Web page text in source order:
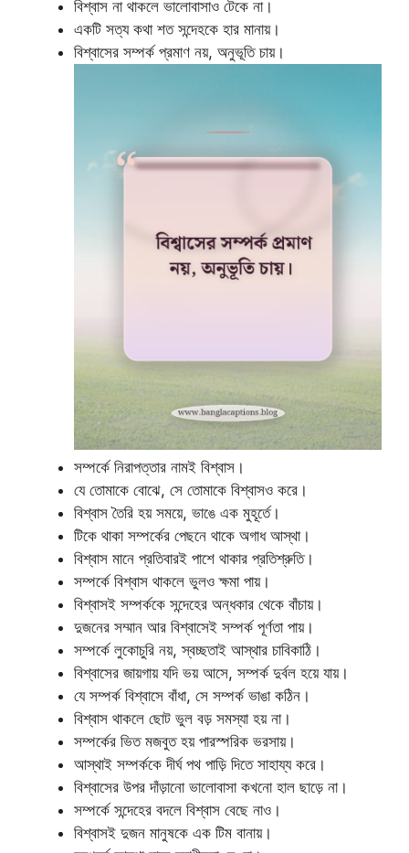
বিশ্বাস না থাকলে ভালোবাসাও টেকে না।
একটি সত্য কথা শত সন্দেহকে হার মানায়।
বিশ্বাসের সম্পর্ক প্রমাণ নয়, অনুভূতি চায়।
সম্পর্কে নিরাপত্তার নামই বিশ্বাস।
যে তোমাকে বোঝে, সে তোমাকে বিশ্বাসও করে।
বিশ্বাস তৈরি হয় সময়ে, ভাঙে এক মুহূর্তে।
টিকে থাকা সম্পর্কের পেছনে থাকে অগাধ আস্থা।
বিশ্বাস মানে প্রতিবারই পাশে থাকার প্রতিশ্রুতি।
সম্পর্কে বিশ্বাস থাকলে ভুলও ক্ষমা পায়।
বিশ্বাসই সম্পর্ককে সন্দেহের অন্ধকার থেকে বাঁচায়।
দুজনের সম্মান আর বিশ্বাসেই সম্পর্ক পূর্ণতা পায়।
সম্পর্কে লুকোচুরি নয়, স্বচ্ছতাই আস্থার চাবিকাঠি।
বিশ্বাসের জায়গায় যদি ভয় আসে, সম্পর্ক দুর্বল হয়ে যায়।
যে সম্পর্ক বিশ্বাসে বাঁধা, সে সম্পর্ক ভাঙা কঠিন।
বিশ্বাস থাকলে ছোট ভুল বড় সমস্যা হয় না।
সম্পর্কের ভিত মজবুত হয় পারস্পরিক ভরসায়।
আস্থাই সম্পর্ককে দীর্ঘ পথ পাড়ি দিতে সাহায্য করে।
বিশ্বাসের উপর দাঁড়ানো ভালোবাসা কখনো হাল ছাড়ে না।
সম্পর্কে সন্দেহের বদলে বিশ্বাস বেছে নাও।
বিশ্বাসই দুজন মানুষকে এক টিম বানায়।